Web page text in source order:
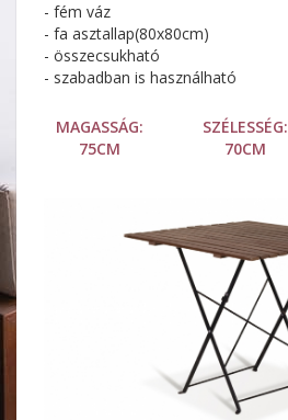
- fém váz
- fa asztallap(80x80cm)
- összecsukható
- szabadban is használható
MAGASSÁG:
75CM
SZÉLESSÉG:
70CM